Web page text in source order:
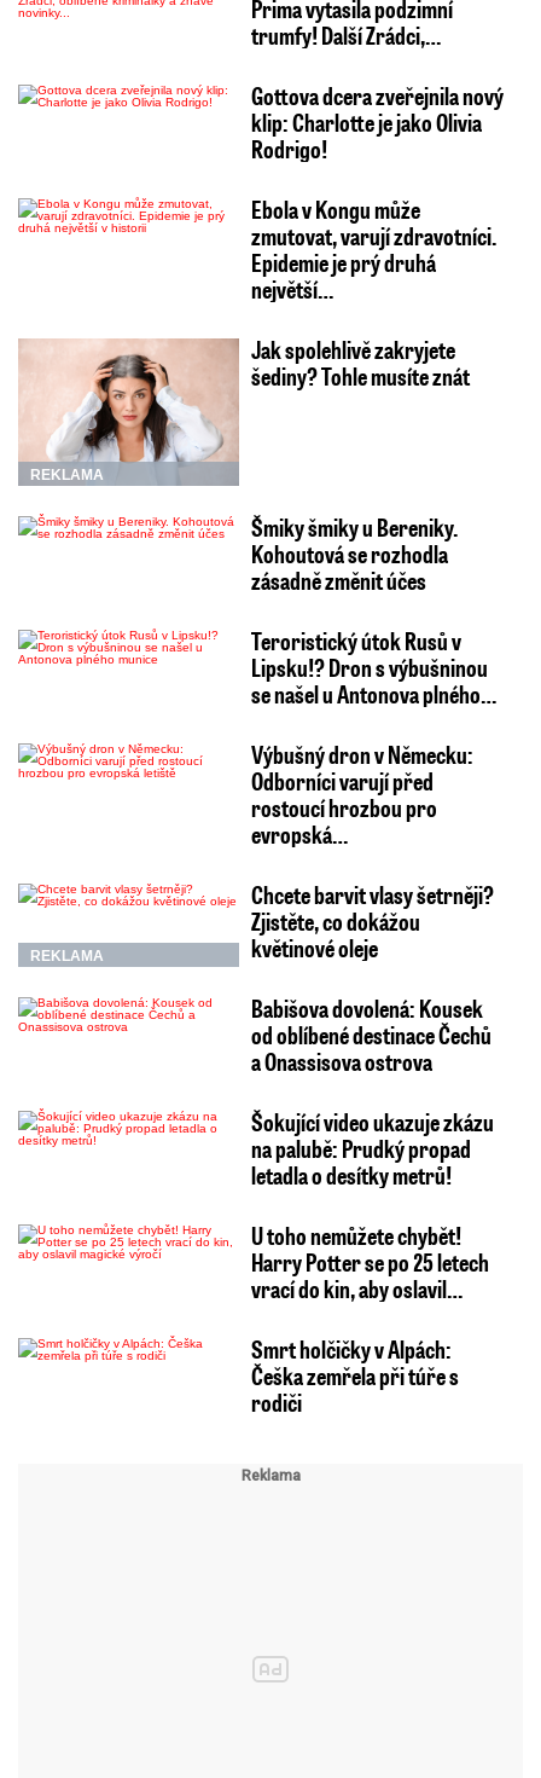
Prima vytasila podzimní
trumfy! Další Zrádci,…
Gottova dcera zveřejnila nový
klip: Charlotte je jako Olivia
Rodrigo!
Ebola v Kongu může
zmutovat, varují zdravotníci.
Epidemie je prý druhá
největší…
REKLAMA
Jak spolehlivě zakryjete
šediny? Tohle musíte znát
Šmiky šmiky u Bereniky.
Kohoutová se rozhodla
zásadně změnit účes
Teroristický útok Rusů v
Lipsku!? Dron s výbušninou
se našel u Antonova plného…
Výbušný dron v Německu:
Odborníci varují před
rostoucí hrozbou pro
evropská…
REKLAMA
Chcete barvit vlasy šetrněji?
Zjistěte, co dokážou
květinové oleje
Babišova dovolená: Kousek
od oblíbené destinace Čechů
a Onassisova ostrova
Šokující video ukazuje zkázu
na palubě: Prudký propad
letadla o desítky metrů!
U toho nemůžete chybět!
Harry Potter se po 25 letech
vrací do kin, aby oslavil…
Smrt holčičky v Alpách:
Češka zemřela při túře s
rodiči